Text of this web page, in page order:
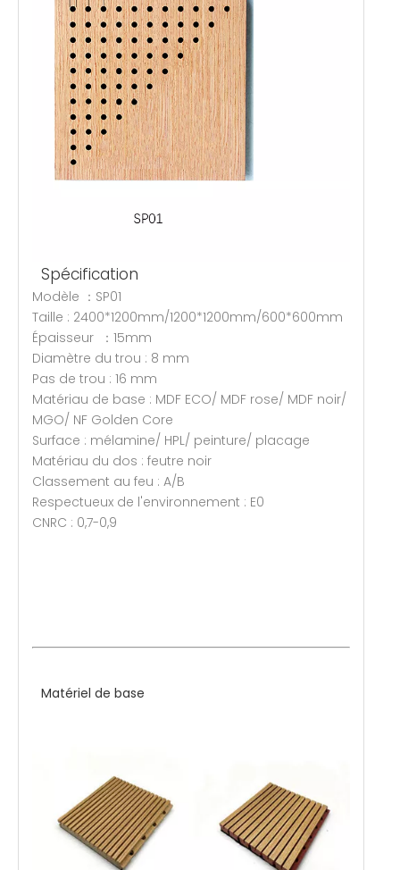
Spécification
Modèle ：SP01
Taille : 2400*1200mm/1200*1200mm/600*600mm
Épaisseur ：15mm
Diamètre du trou : 8 mm
Pas de trou : 16 mm
Matériau de base : MDF ECO/ MDF rose/ MDF noir/
MGO/ NF Golden Core
Surface : mélamine/ HPL/ peinture/ placage
Matériau du dos : feutre noir
Classement au feu : A/B
Respectueux de l'environnement : E0
CNRC : 0,7-0,9
Matériel de base